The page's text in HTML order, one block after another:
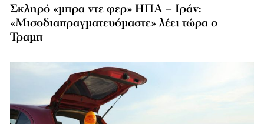
Σκληρό «μπρα ντε φερ» ΗΠΑ – Ιράν:
«Μισοδιαπραγματευόμαστε» λέει τώρα ο
Τραμπ